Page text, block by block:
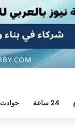
24 ساعة حوادث